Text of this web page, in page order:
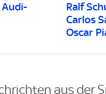
Ralf
Carlos
Oscar
aus der